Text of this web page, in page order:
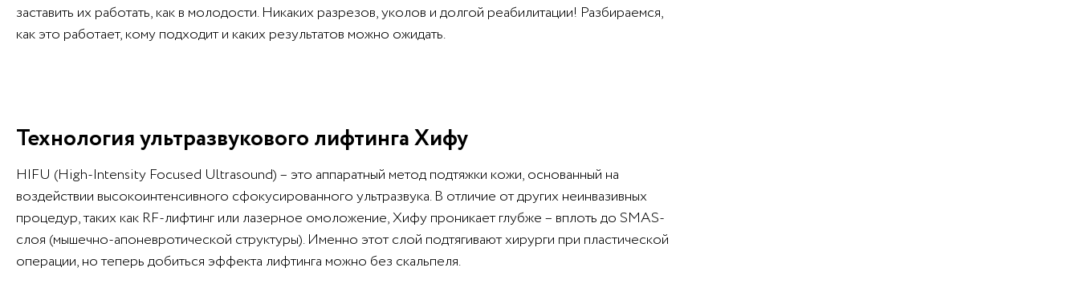
заставить их работать, как в молодости. Никаких разрезов, уколов и долгой реабилитации! Разбираемся,
как это работает, кому подходит и каких результатов можно ожидать.
Технология ультразвукового лифтинга Хифу
HIFU (High-Intensity Focused Ultrasound) – это аппаратный метод подтяжки кожи, основанный на
воздействии высокоинтенсивного сфокусированного ультразвука. В отличие от других неинвазивных
процедур, таких как RF-лифтинг или лазерное омоложение, Хифу проникает глубже – вплоть до SMAS-
слоя (мышечно-апоневротической структуры). Именно этот слой подтягивают хирурги при пластической
операции, но теперь добиться эффекта лифтинга можно без скальпеля.